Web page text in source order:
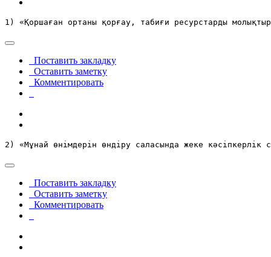
1) «Қоршаған ортаны қорғау, табиғи ресурстарды
Поставить закладку
Оставить заметку
Комментировать
2) «Мұнай өнімдерін өндіру саласында жеке
Поставить закладку
Оставить заметку
Комментировать